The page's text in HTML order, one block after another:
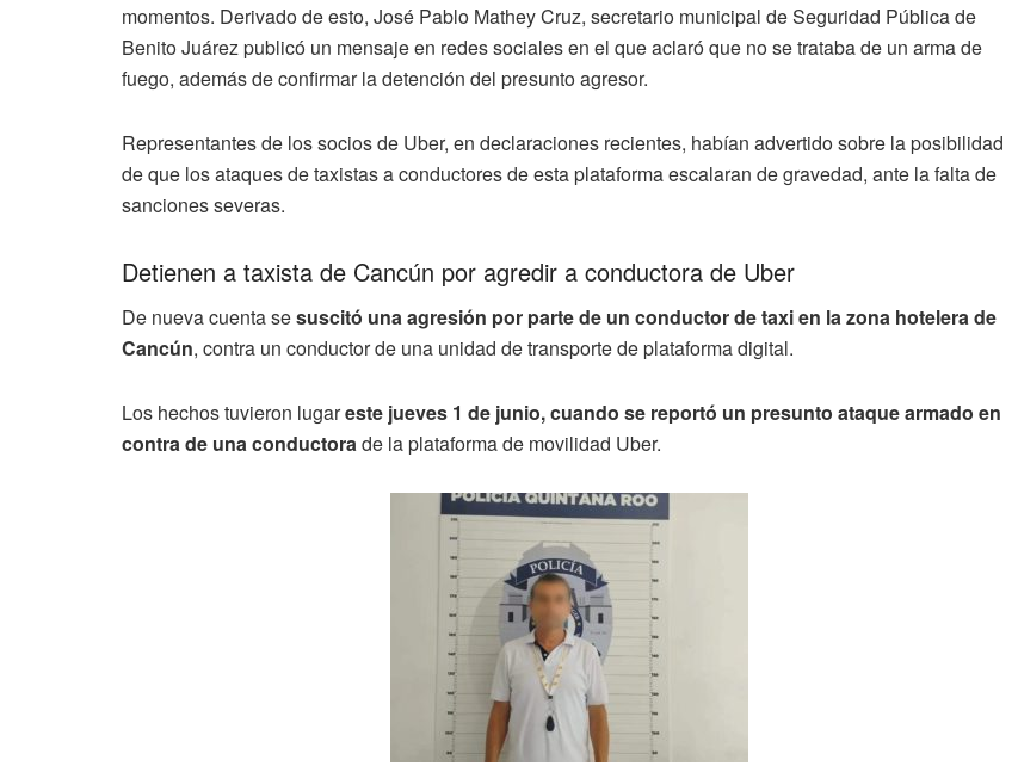
momentos. Derivado de esto, José Pablo Mathey Cruz, secretario municipal de Seguridad Pública de
Benito Juárez publicó un mensaje en redes sociales en el que aclaró que no se trataba de un arma de
fuego, además de confirmar la detención del presunto agresor.
Representantes de los socios de Uber, en declaraciones recientes, habían advertido sobre la posibilidad
de que los ataques de taxistas a conductores de esta plataforma escalaran de gravedad, ante la falta de
sanciones severas.
Detienen a taxista de Cancún por agredir a conductora de Uber
De nueva cuenta sesuscitó una agresión por parte de un conductor de taxi en la zona hotelera de
Cancún, contra un conductor de una unidad de transporte de plataforma digital.
Los hechos tuvieron lugareste jueves 1 de junio, cuando se reportó un presunto ataque armado en
contra de una conductorade la plataforma de movilidad Uber.